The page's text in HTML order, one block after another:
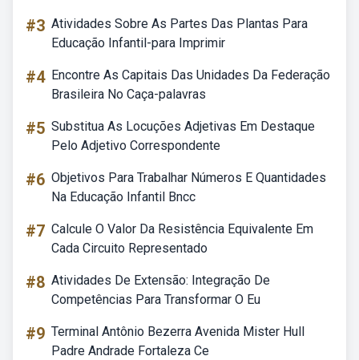
#3 Atividades Sobre As Partes Das Plantas Para
Educação Infantil-para Imprimir
#4 Encontre As Capitais Das Unidades Da Federação
Brasileira No Caça-palavras
#5 Substitua As Locuções Adjetivas Em Destaque
Pelo Adjetivo Correspondente
#6 Objetivos Para Trabalhar Números E Quantidades
Na Educação Infantil Bncc
#7 Calcule O Valor Da Resistência Equivalente Em
Cada Circuito Representado
#8 Atividades De Extensão: Integração De
Competências Para Transformar O Eu
#9 Terminal Antônio Bezerra Avenida Mister Hull
Padre Andrade Fortaleza Ce